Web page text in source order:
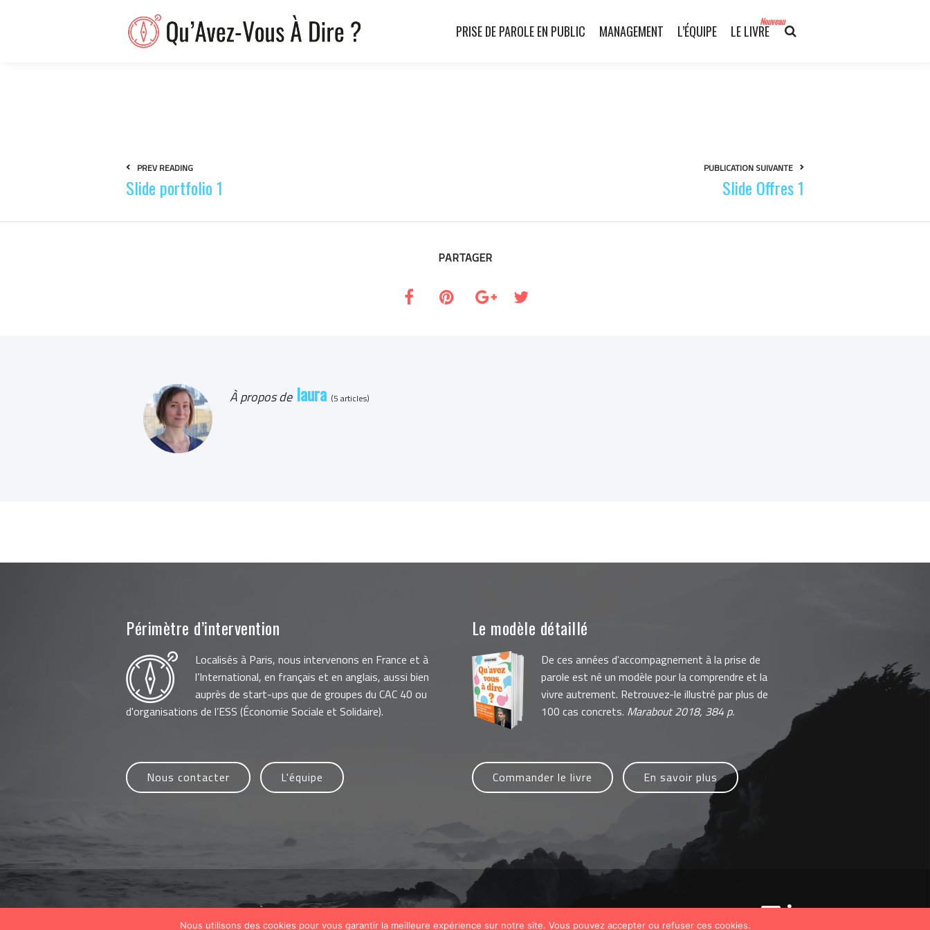
PRISE DE PAROLE EN PUBLIC MANAGEMENT L’ÉQUIPE LE LIVRE
Nouveau
PREV READING
Slide portfolio 1
PUBLICATION SUIVANTE
Slide Offres 1
PARTAGER
À propos delaura(5 articles)
Périmètre d’intervention
Localisés à Paris, nous intervenons en France et à
l’International, en français et en anglais, aussi bien
auprès de start-ups que de groupes du CAC 40 ou
d'organisations de l’ESS (Économie Sociale et Solidaire).
Nous contacter L'équipe
Le modèle détaillé
De ces années d'accompagnement à la prise de
parole est né un modèle pour la comprendre et la
vivre autrement. Retrouvez-le illustré par plus de
100 cas concrets. Marabout 2018, 384 p.
Commander le livre En savoir plus
© Copyright 2019 "Qu'Avez-Vous À Dire ?"
Tous droits réservés |Mentions Légales
Nous utilisons des cookies pour vous garantir la meilleure expérience sur notre site. Vous pouvez accepter ou refuser ces cookies.